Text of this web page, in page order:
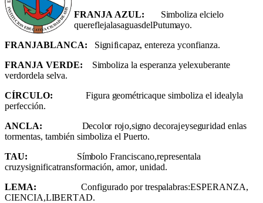
FRANJA AZUL: Simboliza elcielo
quereflejalasaguasdelPutumayo.
FRANJABLANCA: Significapaz, entereza yconfianza.
FRANJA VERDE: Simbolizala esperanza yelexuberante
verdordelaselva.
CÍRCULO: Figura geométricaquesimboliza el idealyla
perfección.
ANCLA: Decolorrojo,signo decorajeyseguridad enlas
tormentas, también simboliza el Puerto.
TAU: Símbolo Franciscano,representala
cruzysignificatransformación, amor, unidad.
LEMA: Configurado portrespalabras:ESPERANZA,
CIENCIA,LIBERTAD.